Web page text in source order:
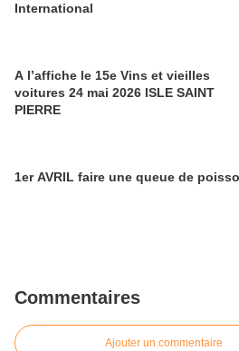
International
A l’affiche le 15e Vins et vieilles
voitures 24 mai 2026 ISLE SAINT
PIERRE
1er AVRIL faire une queue de
Commentaires
Ajouter un commentaire